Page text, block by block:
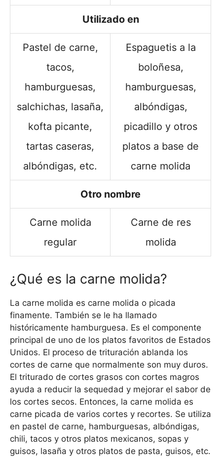
Utilizado en
Pastel de carne,
tacos,
hamburguesas,
salchichas, lasaña,
kofta picante,
tartas caseras,
albóndigas, etc.
Espaguetis a la
boloñesa,
hamburguesas,
albóndigas,
picadillo y otros
platos a base de
carne molida
Otro nombre
Carne molida
regular
Carne de res
molida
¿Qué es la carne molida?
La carne molida es carne molida o picada
finamente. También se le ha llamado
históricamente hamburguesa. Es el componente
principal de uno de los platos favoritos de Estados
Unidos. El proceso de trituración ablanda los
cortes de carne que normalmente son muy duros.
El triturado de cortes grasos con cortes magros
ayuda a reducir la sequedad y mejorar el sabor de
los cortes secos. Entonces, la carne molida es
carne picada de varios cortes y recortes. Se utiliza
en pastel de carne, hamburguesas, albóndigas,
chili, tacos y otros platos mexicanos, sopas y
guisos, lasaña y otros platos de pasta, guisos, etc.